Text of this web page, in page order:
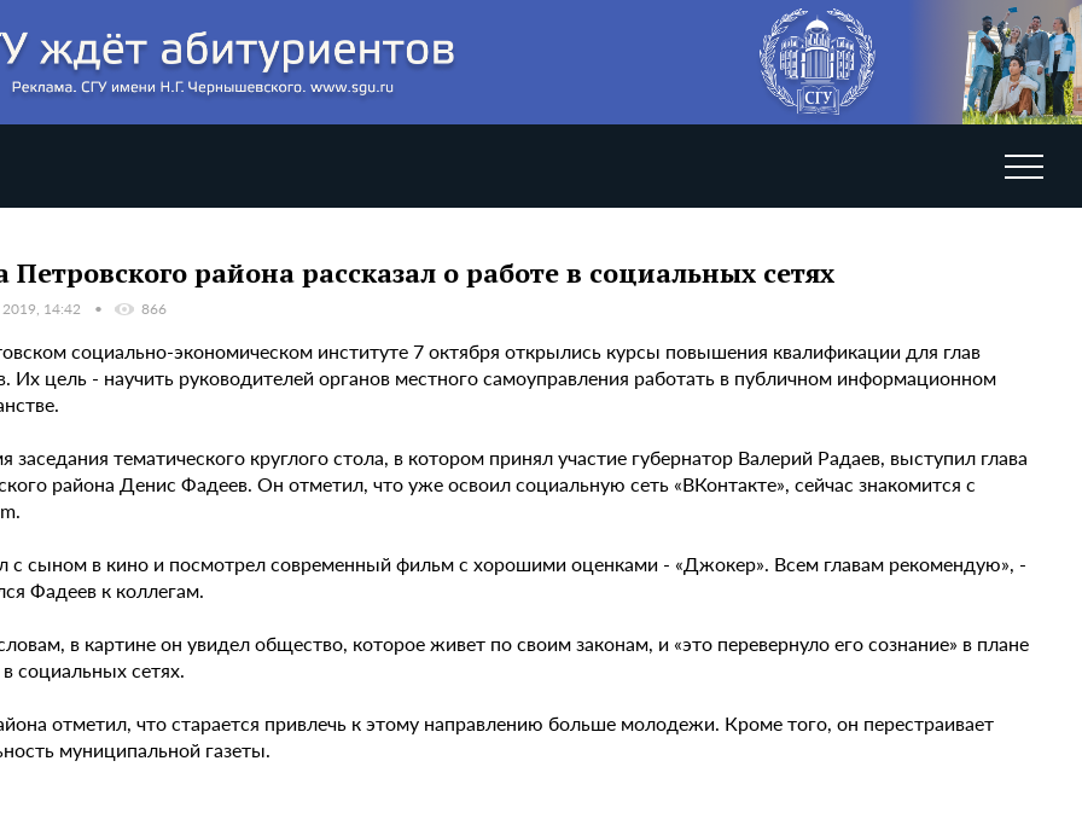
Петровского района рассказал о работе в социальных сетях
14:42 866
социально-экономическом институте 7 октября открылись курсы повышения квалификации для глав
Их цель - научить руководителей органов местного самоуправления работать в публичном информационном
заседания тематического круглого стола, в котором принял участие губернатор Валерий Радаев, выступил глава
района Денис Фадеев. Он отметил, что уже освоил социальную сеть «ВКонтакте», сейчас знакомится с
с сыном в кино и посмотрел современный фильм с хорошими оценками - «Джокер». Всем главам рекомендую», -
Фадеев к коллегам.
в картине он увидел общество, которое живет по своим законам, и «это перевернуло его сознание» в плане
социальных сетях.
отметил, что старается привлечь к этому направлению больше молодежи. Кроме того, он перестраивает
муниципальной газеты.